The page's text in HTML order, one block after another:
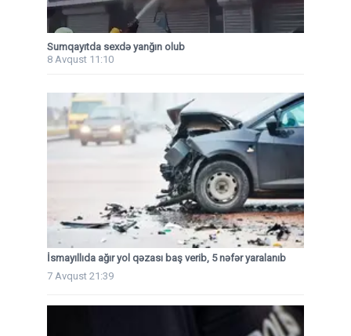
Sumqayıtda sexdə yanğın olub
8 Avqust 11:10
İsmayıllıda ağır yol qəzası baş verib, 5 nəfər yaralanıb
7 Avqust 21:39